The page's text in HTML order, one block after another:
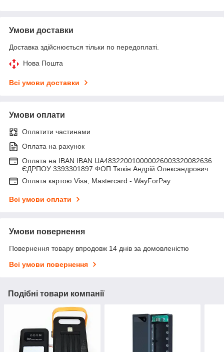
Умови доставки
Доставка здійснюється тільки по передоплаті.
Нова Пошта
Всі умови доставки
Умови оплати
Оплатити частинами
Оплата на рахунок
Оплата на IBAN IBAN UA483220010000026003320082636
ЄДРПОУ 3393301897 ФОП Тюкін Андрій Олександрович
Оплата картою Visa, Mastercard - WayForPay
Всі умови оплати
Умови повернення
Повернення товару впродовж 14 днів за домовленістю
Всі умови повернення
Подібні товари компанії